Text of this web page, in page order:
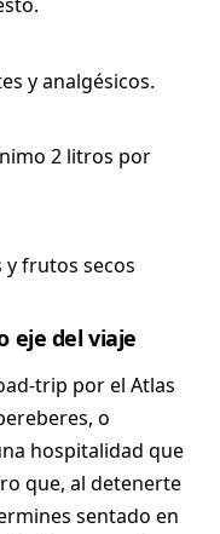
y analgésicos.
2 litros por
y frutos secos
eje del viaje
trip por el Atlas
o
hospitalidad que
que, al detenerte
sentado en